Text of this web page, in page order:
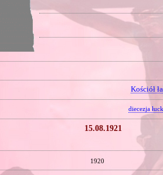
Kościół
diecezja
15.08.1921
1920